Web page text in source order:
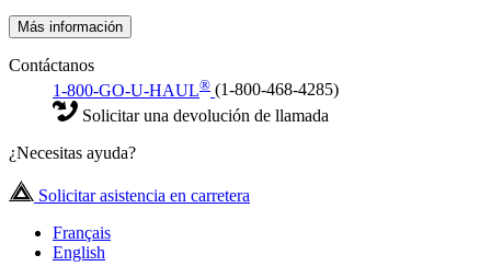
Más información
Contáctanos
1-800-GO-U-HAUL® (1-800-468-4285)
Solicitar una devolución de llamada
¿Necesitas ayuda?
Solicitar asistencia en carretera
Français
English